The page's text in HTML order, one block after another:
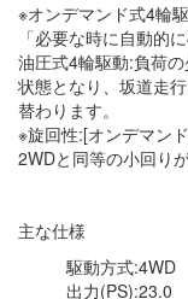
※オンデマンド式4輪
「必要な時に自動的
油圧式4輪駆動:負荷
状態となり、坂道走
替わります。
※旋回性:[オンデマン
2WDと同等の小回り
主な仕様
駆動方式:4WD
出力(PS):23.0